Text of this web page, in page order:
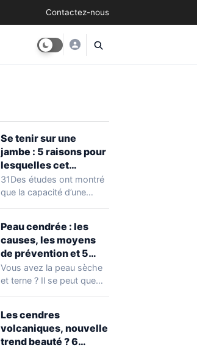
Contactez-nous
Se tenir sur une
jambe : 5 raisons pour
lesquelles cet
exercice équivaut à
une véritable séance
31Des études ont montré
que la capacité d’une
Peau cendrée : les
causes, les moyens
de prévention et 5
façons de la traiter
Vous avez la peau sèche
et terne ? Il se peut que
Les cendres
volcaniques, nouvelle
trend beauté ? 6